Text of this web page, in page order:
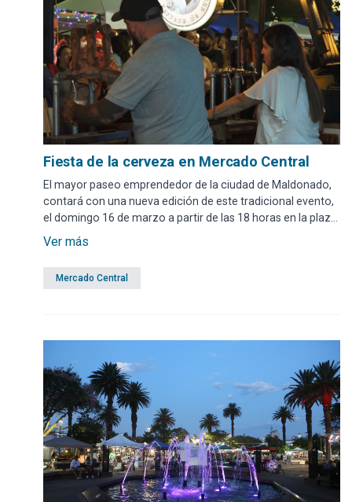
Fiesta de la cerveza en Mercado Central
El mayor paseo emprendedor de la ciudad de Maldonado,
contará con una nueva edición de este tradicional evento,
el domingo 16 de marzo a partir de las 18 horas en la plaza
San Fernando.
Ver más
Mercado Central